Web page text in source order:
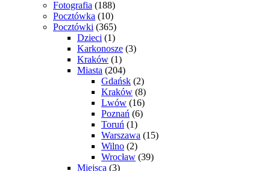
Fotografia (188)
Pocztówka (10)
Pocztówki (365)
Dzieci (1)
Karkonosze (3)
Kraków (1)
Miasta (204)
Gdańsk (2)
Kraków (8)
Lwów (16)
Poznań (6)
Toruń (1)
Warszawa (15)
Wilno (2)
Wrocław (39)
Miejsca (3)